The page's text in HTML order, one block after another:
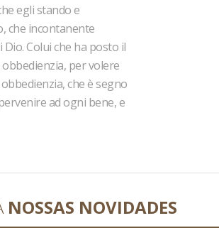
egli stando e
che incontanente
Colui che ha posto il
per volere
che è segno
ad ogni bene, e
NOSSAS NOVIDADES